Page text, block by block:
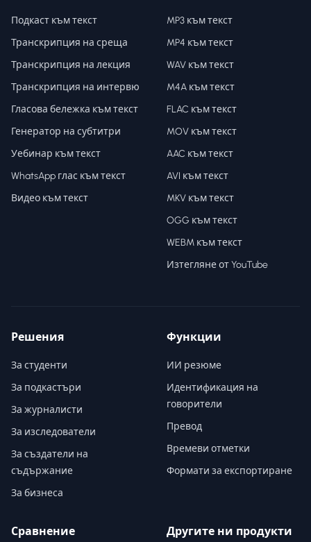
Подкаст към текст
Транскрипция на среща
Транскрипция на лекция
Транскрипция на интервю
Гласова бележка към текст
Генератор на субтитри
Уебинар към текст
WhatsApp глас към текст
Видео към текст
MP3 към текст
MP4 към текст
WAV към текст
M4A към текст
FLAC към текст
MOV към текст
AAC към текст
AVI към текст
MKV към текст
OGG към текст
WEBM към текст
Изтегляне от YouTube
Решения
За студенти
За подкастъри
За журналисти
За изследователи
За създатели на
съдържание
За бизнеса
Функции
ИИ резюме
Идентификация на
говорители
Превод
Времеви отметки
Формати за експортиране
Сравнение Другите ни продукти